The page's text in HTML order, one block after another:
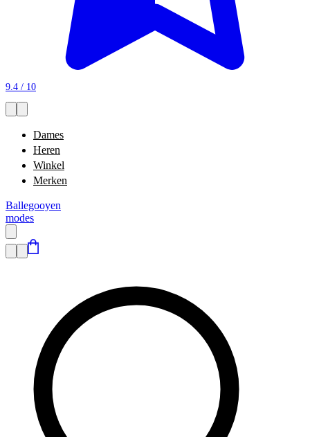
9.4 / 10
Dames
Heren
Winkel
Merken
Ballegooyen
modes